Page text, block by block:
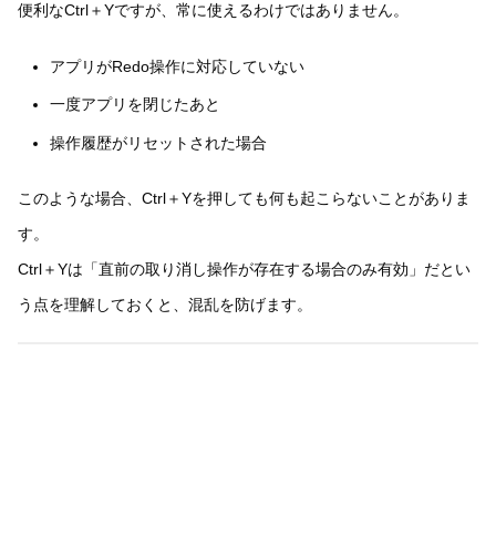
便利なCtrl＋Yですが、常に使えるわけではありません。
アプリがRedo操作に対応していない
一度アプリを閉じたあと
操作履歴がリセットされた場合
このような場合、Ctrl＋Yを押しても何も起こらないことがありま
す。
Ctrl＋Yは「直前の取り消し操作が存在する場合のみ有効」だとい
う点を理解しておくと、混乱を防げます。